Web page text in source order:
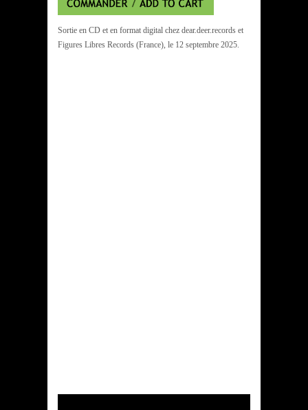
Sortie en CD et en format digital chez dear.deer.records et
Figures Libres Records (France), le 12 septembre 2025.